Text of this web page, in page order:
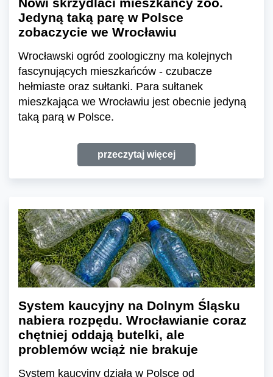
Jedyną taką parę w Polsce
zobaczycie we Wrocławiu
Wrocławski ogród zoologiczny ma kolejnych
fascynujących mieszkańców - czubacze
hełmiaste oraz sułtanki. Para sułtanek
mieszkająca we Wrocławiu jest obecnie jedyną
taką parą w Polsce.
przeczytaj więcej
System kaucyjny na Dolnym Śląsku
nabiera rozpędu. Wrocławianie coraz
chętniej oddają butelki, ale
problemów wciąż nie brakuje
System kaucyjny działa w Polsce od